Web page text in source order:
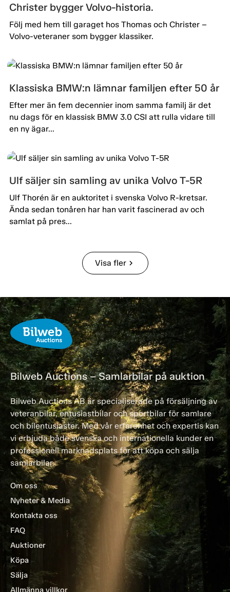
Christer bygger Volvo-historia.
Följ med hem till garaget hos Thomas och Christer –
Volvo-veteraner som bygger klassiker.
Klassiska BMW:n lämnar familjen efter 50 år
Efter mer än fem decennier inom samma familj är det
nu dags för en klassisk BMW 3.0 CSI att rulla vidare till
en ny ägar...
Ulf säljer sin samling av unika Volvo T-5R
Ulf Thorén är en auktoritet i svenska Volvo R-kretsar.
Ända sedan tonåren har han varit fascinerad av och
samlat på pres...
Visa flerchevron_right
Bilweb Auctions – Samlarbilar på auktion
Bilweb Auctions AB är specialiserade på försäljning av
veteranbilar, entusiastbilar och sportbilar för samlare
och bilentusiaster. Med vår erfarenhet och expertis kan
vi erbjuda både svenska och internationella kunder en
professionell marknadsplats för att köpa och sälja
samlarbilar.
Om oss
Nyheter & Media
Kontakta oss
FAQ
Auktioner
Köpa
Sälja
Allmänna villkor